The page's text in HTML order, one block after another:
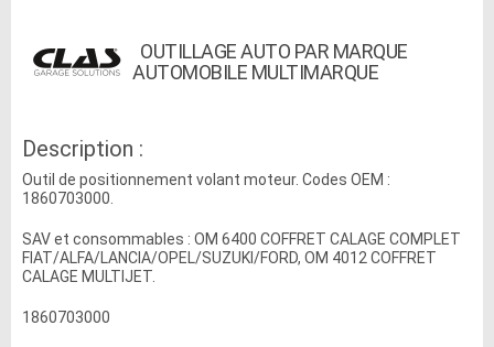
OUTILLAGE AUTO PAR MARQUE
AUTOMOBILE MULTIMARQUE
Description :
Outil de positionnement volant moteur. Codes OEM :
1860703000.
SAV et consommables : OM 6400 COFFRET CALAGE COMPLET
FIAT/ALFA/LANCIA/OPEL/SUZUKI/FORD, OM 4012 COFFRET
CALAGE MULTIJET.
1860703000